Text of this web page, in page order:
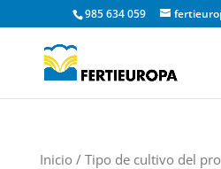
985 634 059
Inicio / Tipo de cultivo del